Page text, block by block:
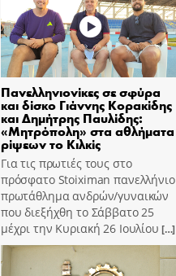
Πανελληνιονίκες σε σφύρα
και δίσκο Γιάννης Κορακίδης
και Δημήτρης Παυλίδης:
«Μητρόπολη» στα αθλήματα
ρίψεων το Κιλκίς
Για τις πρωτιές τους στο
πρόσφατο Stoiximan πανελλήνιο
πρωτάθλημα ανδρών/γυναικών
που διεξήχθη το Σάββατο 25
μέχρι την Κυριακή 26 Ιουλίου […]